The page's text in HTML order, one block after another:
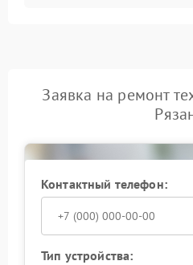
Заявка на ремонт
Контактный телефон:
Тип устройства: